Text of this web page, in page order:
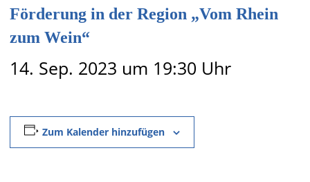
Förderung in der Region „Vom Rhein
zum Wein“
14. Sep. 2023 um 19:30 Uhr
Zum Kalender hinzufügen